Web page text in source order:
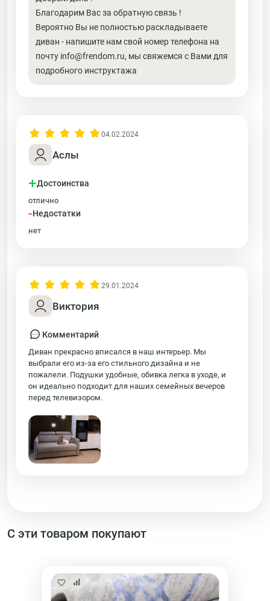
Благодарим Вас за обратную связь !
Вероятно Вы не полностью раскладываете
диван - напишите нам свой номер телефона на
почту info@frendom.ru, мы свяжемся с Вами для
подробного инструктажа
Аслы
04.02.2024
+Достоинства
отлично
-Недостатки
нет
Виктория
29.01.2024
Комментарий
Диван прекрасно вписался в наш интерьер. Мы
выбрали его из-за его стильного дизайна и не
пожалели. Подушки удобные, обивка легка в уходе, и
он идеально подходит для наших семейных вечеров
перед телевизором.
С эти товаром покупают